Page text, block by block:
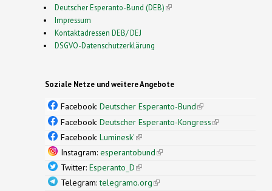
Deutscher Esperanto-Bund (DEB)(link is external)
Impressum
Kontaktadressen DEB/ DEJ
DSGVO-Datenschutzerklärung
Soziale Netze und weitere Angebote
Facebook: Deutscher Esperanto-Bund(link is
external)
Facebook: Deutscher Esperanto-Kongress(link is
Facebook: Luminesk'(link is external)
Instagram: esperantobund(link is external)
Twitter: Esperanto_D(link is external)
Telegram:telegramo.org(link is external)